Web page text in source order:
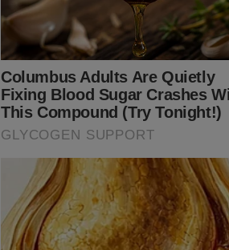
A eleição está chegando... Está na hora
Tudo isso e muito mais você encontra
A maior loja patriota do Brasil!!